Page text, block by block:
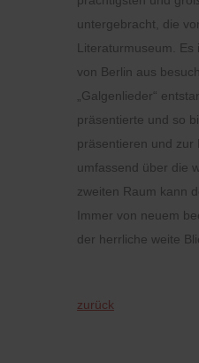
untergebracht, die
Literaturmuseum.
von Berlin aus
„Galgenlieder“
präsentierte und so
präsentieren und zur
umfassend über die
zweiten Raum kann
Immer von neuem
der herrliche weite
zurück